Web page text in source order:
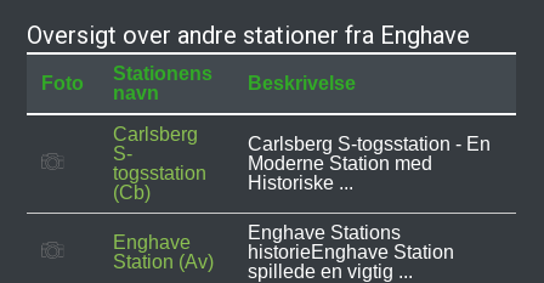
Oversigt over andre stationer fra Enghave
Foto
Stationens
navn
Beskrivelse
Carlsberg
S-
togsstation
(Cb)
Carlsberg S-togsstation - En
Moderne Station med
Historiske ...
Enghave
Station (Av)
Enghave Stations
historieEnghave Station
spillede en vigtig ...